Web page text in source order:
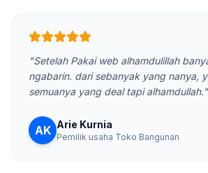
"Setelah Pakai web alhamdulillah
ngabarin. dari sebanyak yang nanya,
semuanya yang deal tapi alhamdullah."
AK Arie Kurnia
Pemilik usaha Toko Bangunan